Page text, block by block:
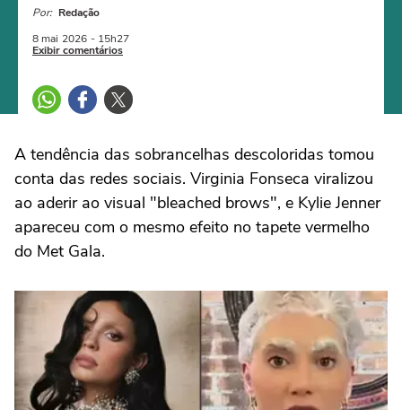
Por: Redação
8 mai 2026 - 15h27
Exibir comentários
A tendência das sobrancelhas descoloridas tomou
conta das redes sociais. Virginia Fonseca viralizou
ao aderir ao visual "bleached brows", e Kylie Jenner
apareceu com o mesmo efeito no tapete vermelho
do Met Gala.